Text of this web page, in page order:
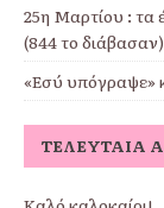
25η Μαρτίου : τα
(844 το διάβασαν)
«Εσύ υπόγραψε»
ΤΕΛΕΥΤΑΊΑ